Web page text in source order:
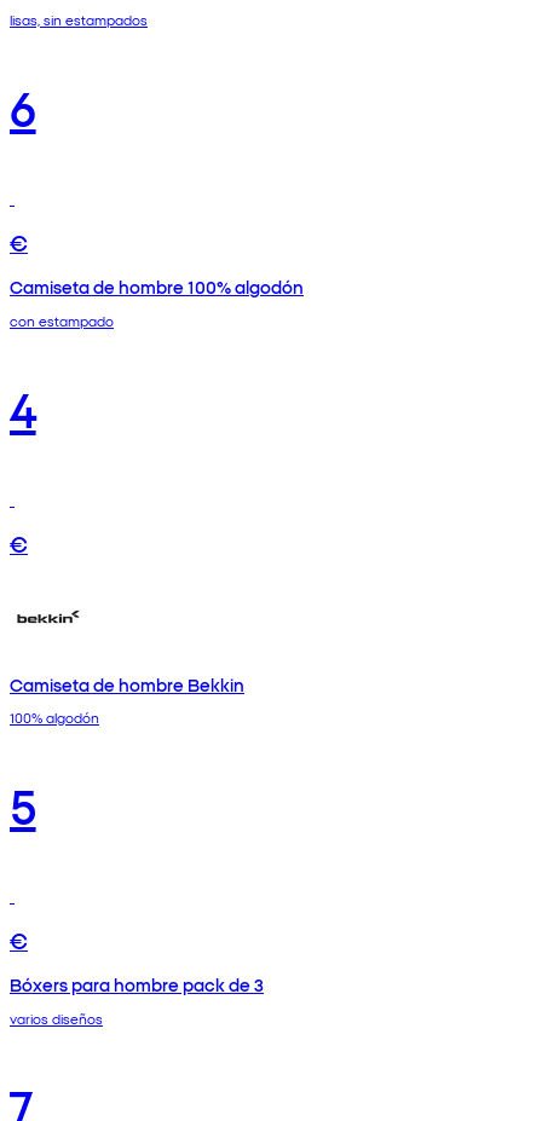
lisas, sin estampados
6
€
Camiseta de hombre 100% algodón
con estampado
4
€
Camiseta de hombre Bekkin
100% algodón
5
€
Bóxers para hombre pack de 3
varios diseños
7